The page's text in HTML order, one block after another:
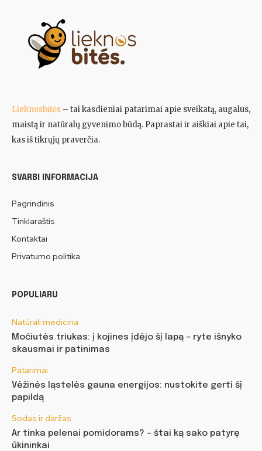
Lieknosbitės – tai kasdieniai patarimai apie sveikatą, augalus,
maistą ir natūralų gyvenimo būdą. Paprastai ir aiškiai apie tai,
kas iš tikrųjų praverčia.
SVARBI INFORMACIJA
Pagrindinis
Tinklaraštis
Kontaktai
Privatumo politika
POPULIARU
Natūrali medicina
Močiutės triukas: į kojines įdėjo šį lapą – ryte išnyko
skausmai ir patinimas
Patarimai
Vėžinės ląstelės gauna energijos: nustokite gerti šį
papildą
Sodas ir daržas
Ar tinka pelenai pomidorams? – štai ką sako patyrę
ūkininkai